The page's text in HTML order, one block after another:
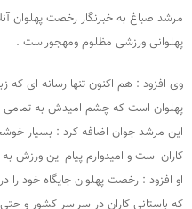
مرشد صباغ به خبرنگار رخصت پهلوان
پهلوانی ورزشی مظلوم ومهجوراست .
وی افزود : هم اکنون تنها رسانه ای
پهلوان است که چشم امیدش به تمامی
این مرشد جوان اضافه کرد : بسیار
کاران است و امیدوارم پیام این
او افزود : رخصت پهلوان جایگاه خود را
که باستانی کاران در سراسر کشور و